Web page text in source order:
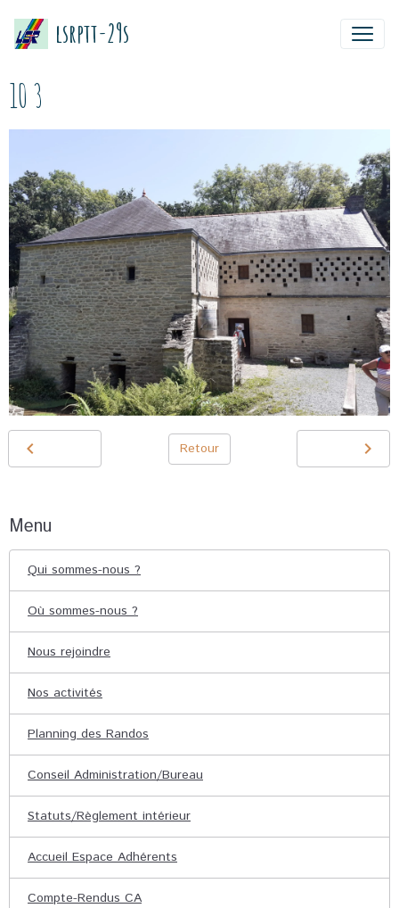
lsrptt-29s
10 3
Retour
Menu
Qui sommes-nous ?
Où sommes-nous ?
Nous rejoindre
Nos activités
Planning des Randos
Conseil Administration/Bureau
Statuts/Règlement intérieur
Accueil Espace Adhérents
Compte-Rendus CA